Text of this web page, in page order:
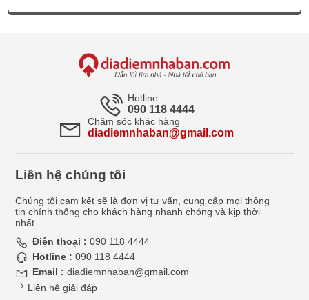
Hotline
090 118 4444
Chăm sóc khác hàng
diadiemnhaban@gmail.com
Liên hệ chúng tôi
Chúng tôi cam kết sẽ là đơn vị tư vấn, cung cấp mọi thông
tin chính thống cho khách hàng nhanh chóng và kịp thời
nhất
Điện thoại : 090 118 4444
Hotline : 090 118 4444
Email : diadiemnhaban@gmail.com
Liên hệ giải đáp